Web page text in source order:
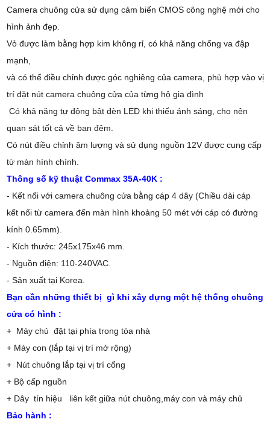
Camera chuông cửa sử dụng cảm biến CMOS công nghệ mới cho
hình ảnh đẹp.
Vỏ được làm bằng hợp kim không rỉ, có khả năng chống va đập
mạnh,
và có thể điều chỉnh được góc nghiêng của camera, phù hợp vào vị
trí đặt nút camera chuông cửa của từng hộ gia đình
Có khả năng tự động bật đèn LED khi thiếu ánh sáng, cho nên
quan sát tốt cả về ban đêm.
Có nút điều chỉnh âm lượng và sử dụng nguồn 12V được cung cấp
từ màn hình chính.
Thông số kỹ thuật Commax 35A-40K :
- Kết nối với camera chuông cửa bằng cáp 4 dây (Chiều dài cáp
kết nối từ camera đến màn hình khoảng 50 mét với cáp có đường
kính 0.65mm).
- Kích thước: 245x175x46 mm.
- Nguồn điện: 110-240VAC.
- Sản xuất tại Korea.
Bạn cần những thiết bị gì khi xây dựng một hệ thống chuông
cửa có hình :
+ Máy chủ đặt tại phía trong tòa nhà
+ Máy con (lắp tại vị trí mở rộng)
+ Nút chuông lắp tại vị trí cổng
+ Bộ cấp nguồn
+ Dây tín hiệu liên kết giữa nút chuông,máy con và máy chủ
Bảo hành :